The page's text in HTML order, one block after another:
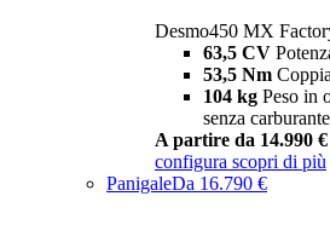
Desmo450 MX
63,5 CV
53,5 Nm Coppia
104 kg Peso in
senza carburante
A partire da 14.990 €
configura scopri di più
PanigaleDa 16.790 €